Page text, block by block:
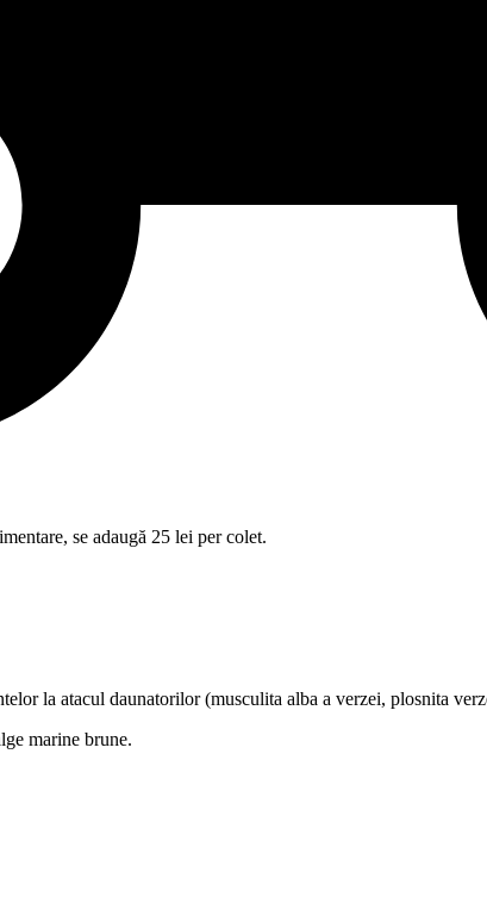
se adaugă 25 lei per colet.
la atacul daunatorilor (musculita alba a verzei, plosnita
marine brune.